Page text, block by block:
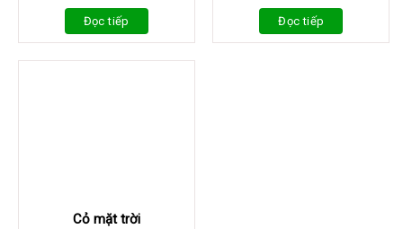
Đọc tiếp Đọc tiếp
Cỏ mặt trời